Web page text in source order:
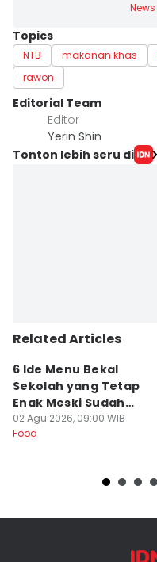
News
Topics
NTB makanan khas
rawon
Editorial Team
Editor
Yerin Shin
Tonton lebih seru di
Related Articles
6 Ide Menu Bekal
Sekolah yang Tetap
Enak Meski Sudah
Dingin
02 Agu 2026, 09:00 WIB
Food